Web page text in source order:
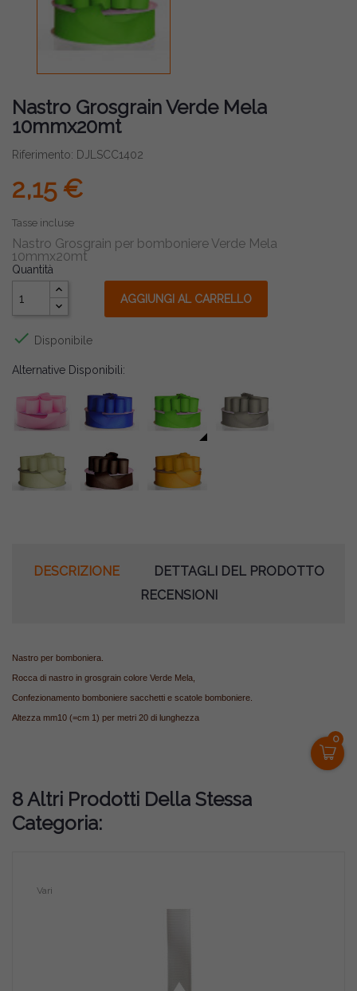
0
Nastro Grosgrain Verde Mela
10mmx20mt
Riferimento: DJLSCC1402
2,15 €
Tasse incluse
Nastro Grosgrain per bomboniere Verde Mela
10mmx20mt
Quantità
AGGIUNGI AL CARRELLO
 Disponibile
Alternative Disponibili:
DESCRIZIONE
DETTAGLI DEL PRODOTTO
RECENSIONI
Nastro per bomboniera.
Rocca di nastro in grosgrain colore Verde Mela,
Confezionamento bomboniere sacchetti e scatole bomboniere.
Altezza mm10 (=cm 1) per metri 20 di lunghezza
8 Altri Prodotti Della Stessa
Categoria:
Vari